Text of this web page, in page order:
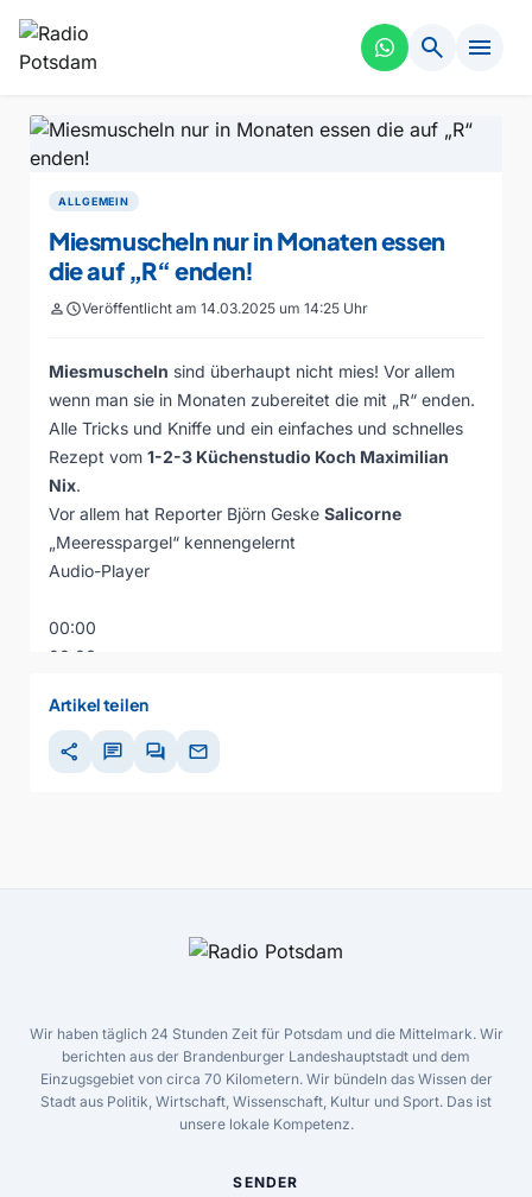
search menu
ALLGEMEIN
Miesmuscheln nur in Monaten essen
die auf „R“ enden!
personscheduleVeröffentlicht am 14.03.2025 um 14:25 Uhr
Miesmuscheln sind überhaupt nicht mies! Vor allem
wenn man sie in Monaten zubereitet die mit „R“ enden.
Alle Tricks und Kniffe und ein einfaches und schnelles
Rezept vom 1-2-3 Küchenstudio Koch Maximilian
Nix.
Vor allem hat Reporter Björn Geske Salicorne
„Meeresspargel“ kennengelernt
Audio-Player
00:00
00:00
Artikel teilen
share chat forum mail
Wir haben täglich 24 Stunden Zeit für Potsdam und die Mittelmark. Wir
berichten aus der Brandenburger Landeshauptstadt und dem
Einzugsgebiet von circa 70 Kilometern. Wir bündeln das Wissen der
Stadt aus Politik, Wirtschaft, Wissenschaft, Kultur und Sport. Das ist
unsere lokale Kompetenz.
SENDER